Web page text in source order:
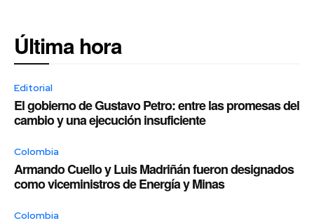
Última hora
Editorial
El gobierno de Gustavo Petro: entre las promesas del
cambio y una ejecución insuficiente
Colombia
Armando Cuello y Luis Madriñán fueron designados
como viceministros de Energía y Minas
Colombia